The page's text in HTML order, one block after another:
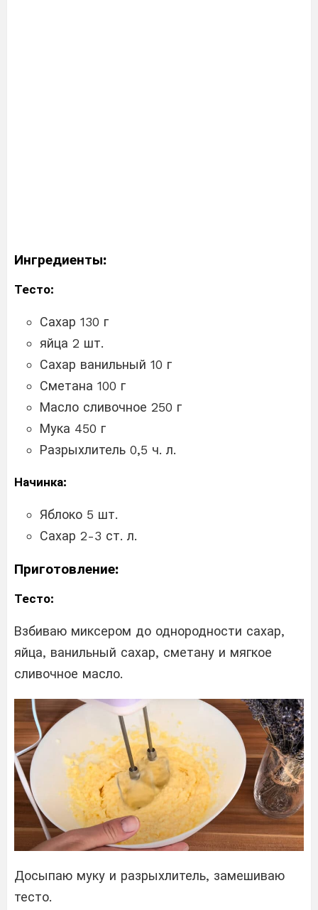
Ингредиенты:
Тесто:
Сахар 130 г
яйца 2 шт.
Сахар ванильный 10 г
Сметана 100 г
Масло сливочное 250 г
Мука 450 г
Разрыхлитель 0,5 ч. л.
Начинка:
Яблоко 5 шт.
Сахар 2-3 ст. л.
Приготовление:
Тесто:
Взбиваю миксером до однородности сахар,
яйца, ванильный сахар, сметану и мягкое
сливочное масло.
Досыпаю муку и разрыхлитель, замешиваю
тесто.